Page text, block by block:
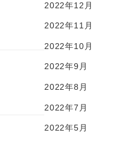
2022年12月
2022年11月
2022年10月
2022年9月
2022年8月
2022年7月
2022年5月